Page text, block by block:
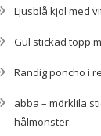
Ljusblå kjol med
Gul stickad topp
Randig poncho i
abba – mörklila
hålmönster